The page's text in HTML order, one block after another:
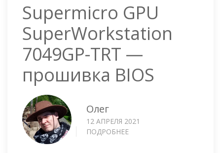
Supermicro GPU
SuperWorkstation
7049GP-TRT —
прошивка BIOS
Олег
12 АПРЕЛЯ 2021
ПОДРОБНЕЕ